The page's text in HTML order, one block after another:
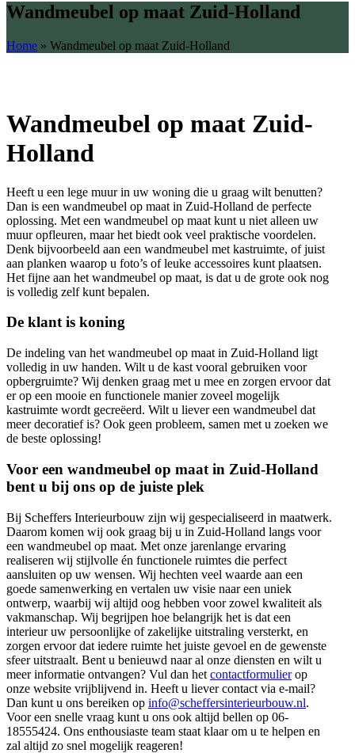
Wandmeubel op maat Zuid-Holland
Home » Wandmeubel op maat Zuid-Holland
Wandmeubel op maat Zuid-
Holland
Heeft u een lege muur in uw woning die u graag wilt benutten?
Dan is een wandmeubel op maat in Zuid-Holland de perfecte
oplossing. Met een wandmeubel op maat kunt u niet alleen uw
muur opfleuren, maar het biedt ook veel praktische voordelen.
Denk bijvoorbeeld aan een wandmeubel met kastruimte, of juist
aan planken waarop u foto’s of leuke accessoires kunt plaatsen.
Het fijne aan het wandmeubel op maat, is dat u de grote ook nog
is volledig zelf kunt bepalen.
De klant is koning
De indeling van het wandmeubel op maat in Zuid-Holland ligt
volledig in uw handen. Wilt u de kast vooral gebruiken voor
opbergruimte? Wij denken graag met u mee en zorgen ervoor dat
er op een mooie en functionele manier zoveel mogelijk
kastruimte wordt gecreëerd. Wilt u liever een wandmeubel dat
meer decoratief is? Ook geen probleem, samen met u zoeken we
de beste oplossing!
Voor een wandmeubel op maat in Zuid-Holland
bent u bij ons op de juiste plek
Bij Scheffers Interieurbouw zijn wij gespecialiseerd in maatwerk.
Daarom komen wij ook graag bij u in Zuid-Holland langs voor
een wandmeubel op maat. Met onze jarenlange ervaring
realiseren wij stijlvolle én functionele ruimtes die perfect
aansluiten op uw wensen. Wij hechten veel waarde aan een
goede samenwerking en vertalen uw visie naar een uniek
ontwerp, waarbij wij altijd oog hebben voor zowel kwaliteit als
vakmanschap. Wij begrijpen hoe belangrijk het is dat een
interieur uw persoonlijke of zakelijke uitstraling versterkt, en
zorgen ervoor dat iedere ruimte het juiste gevoel en de gewenste
sfeer uitstraalt. Bent u benieuwd naar al onze diensten en wilt u
meer informatie ontvangen? Vul dan het contactformulierop
onze website vrijblijvend in. Heeft u liever contact via e-mail?
Dan kunt u ons bereiken op info@scheffersinterieurbouw.nl.
Voor een snelle vraag kunt u ons ook altijd bellen op 06-
18555424. Ons enthousiaste team staat klaar om u te helpen en
zal altijd zo snel mogelijk reageren!